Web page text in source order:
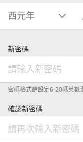
新密碼
密碼格式請設定6-20碼英數
確認新密碼